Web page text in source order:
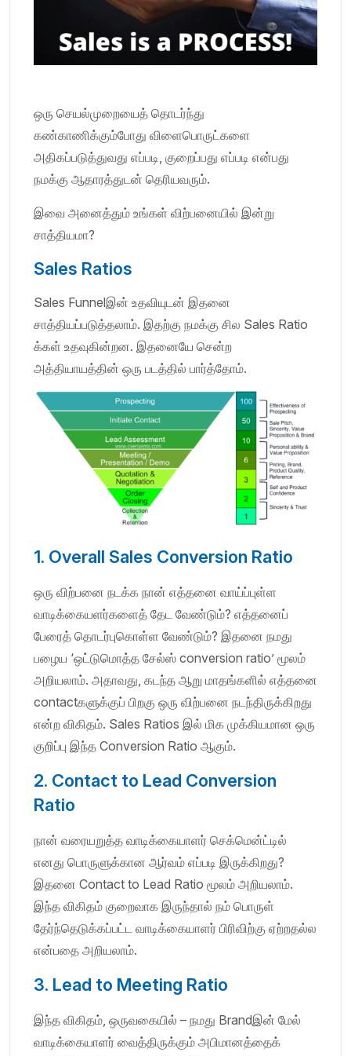
ஒரு செயல்முறையைத் தொடர்ந்து
கண்காணிக்கும்போது விளைபொருட்களை
அதிகப்படுத்துவது எப்படி, குறைப்பது எப்படி என்பது
நமக்கு ஆதாரத்துடன் தெரியவரும்.
இவை அனைத்தும் உங்கள் விற்பனையில் இன்று
சாத்தியமா?
Sales Ratios
Sales Funnelஇன் உதவியுடன் இதனை
சாத்தியப்படுத்தலாம். இதற்கு நமக்கு சில Sales Ratio
க்கள் உதவுகின்றன. இதனையே சென்ற
அத்தியாயத்தின் ஒரு படத்தில் பார்த்தோம்.
1. Overall Sales Conversion Ratio
ஒரு விற்பனை நடக்க நான் எத்தனை வாய்ப்புள்ள
வாடிக்கையளர்களைத் தேட வேண்டும்? எத்தனைப்
பேரைத் தொடர்புகொள்ள வேண்டும்? இதனை நமது
பழைய ‘ஒட்டுமொத்த சேல்ஸ் conversion ratio’ மூலம்
அறியலாம். அதாவது, கடந்த ஆறு மாதங்களில் எத்தனை
contactகளுக்குப் பிறகு ஒரு விற்பனை நடந்திருக்கிறது
என்ற விகிதம். Sales Ratios இல் மிக முக்கியமான ஒரு
குறிப்பு இந்த Conversion Ratio ஆகும்.
2. Contact to Lead Conversion
Ratio
நான் வரையறுத்த வாடிக்கையாளர் செக்மென்ட்டில்
எனது பொருளுக்கான ஆர்வம் எப்படி இருக்கிறது?
இதனை Contact to Lead Ratio மூலம் அறியலாம்.
இந்த விகிதம் குறைவாக இருந்தால் நம் பொருள்
தேர்ந்தெடுக்கப்பட்ட வாடிக்கையாளர் பிரிவிற்கு ஏற்றதல்ல
என்பதை அறியலாம்.
3. Lead to Meeting Ratio
இந்த விகிதம், ஒருவகையில் – நமது Brandஇன் மேல்
வாடிக்கையாளர் வைத்திருக்கும் அபிமானத்தைக்